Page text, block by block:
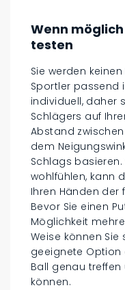
Wenn
testen
Sie werden
Sportler passend
individuell, daher
Schlägers auf
Abstand
dem
Schlags
wohlfühlen, kann
Ihren Händen der
Bevor Sie einen
Möglichkeit
Weise können
geeignete Option
Ball genau
können.